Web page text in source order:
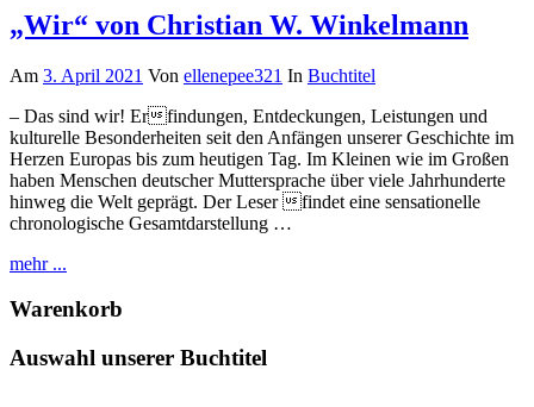
„Wir“ von Christian W. Winkelmann
Am 3. April 2021 Von ellenepee321 In Buchtitel
– Das sind wir! Erfindungen, Entdeckungen, Leistungen und
kulturelle Besonderheiten seit den Anfängen unserer Geschichte im
Herzen Europas bis zum heutigen Tag. Im Kleinen wie im Großen
haben Menschen deutscher Muttersprache über viele Jahrhunderte
hinweg die Welt geprägt. Der Leser findet eine sensationelle
chronologische Gesamtdarstellung …
mehr ...
Warenkorb
Auswahl unserer Buchtitel